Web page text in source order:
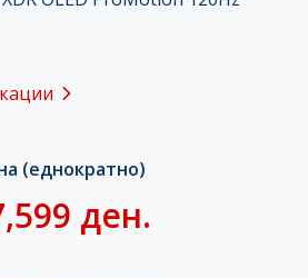
(еднократно)
ден.